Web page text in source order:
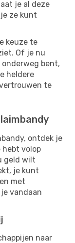
je al deze
ze kunt
keuze te
Of je nu
bent,
heldere
te
ontdek je
hebt volop
geld wilt
je kunt
met
vandaan
naar